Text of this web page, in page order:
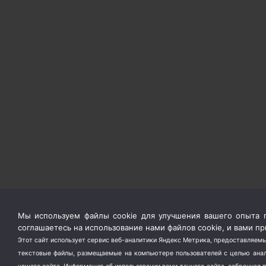
Мы используем файлы cookie для улучшения вашего опыта
соглашаетесь на использование нами файлов cookie, и вами
Этот сайт использует сервис веб-аналитики Яндекс Метрика,
текстовые файлы, размещаемые на компьютере пользователей с целью